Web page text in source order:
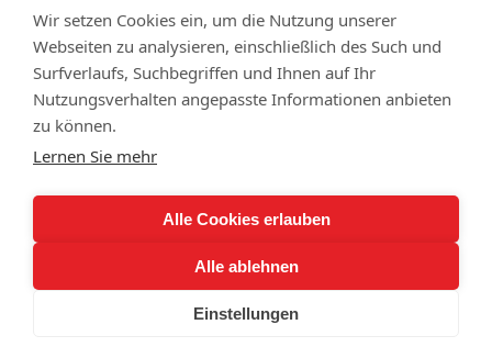
Datenschutz
Impressum
Cookie Einstellungen
© Jens Hampe - Archiv Systemhaus Hampe
Seit 2023 fokussiert sich
berufliche Aufgaben.
tätig. Kunden, Projekte und Software-
Entwicklungen wurden im September 2023 an die
MikroPlan GmbH übergeben.
Wir setzen Cookies ein, um die Nutzung unserer
Webseiten zu analysieren, einschließlich des Such und
Surfverlaufs, Suchbegriffen und Ihnen auf Ihr
Nutzungsverhalten angepasste Informationen anbieten
zu können.
Lernen Sie mehr
Alle Cookies erlauben
Alle ablehnen
Einstellungen